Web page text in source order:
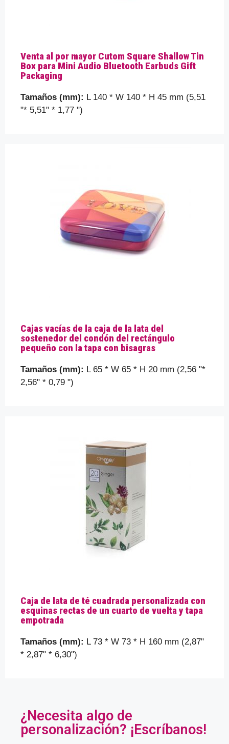
Venta al por mayor Cutom Square Shallow Tin
Box para Mini Audio Bluetooth Earbuds Gift
Packaging
Tamaños (mm): L 140 * W 140 * H 45 mm (5,51
"* 5,51" * 1,77 ")
Cajas vacías de la caja de la lata del
sostenedor del condón del rectángulo
pequeño con la tapa con bisagras
Tamaños (mm): L 65 * W 65 * H 20 mm (2,56 "*
2,56" * 0,79 ")
Caja de lata de té cuadrada personalizada con
esquinas rectas de un cuarto de vuelta y tapa
empotrada
Tamaños (mm): L 73 * W 73 * H 160 mm (2,87"
* 2,87" * 6,30")
¿Necesita algo de
personalización? ¡Escríbanos!